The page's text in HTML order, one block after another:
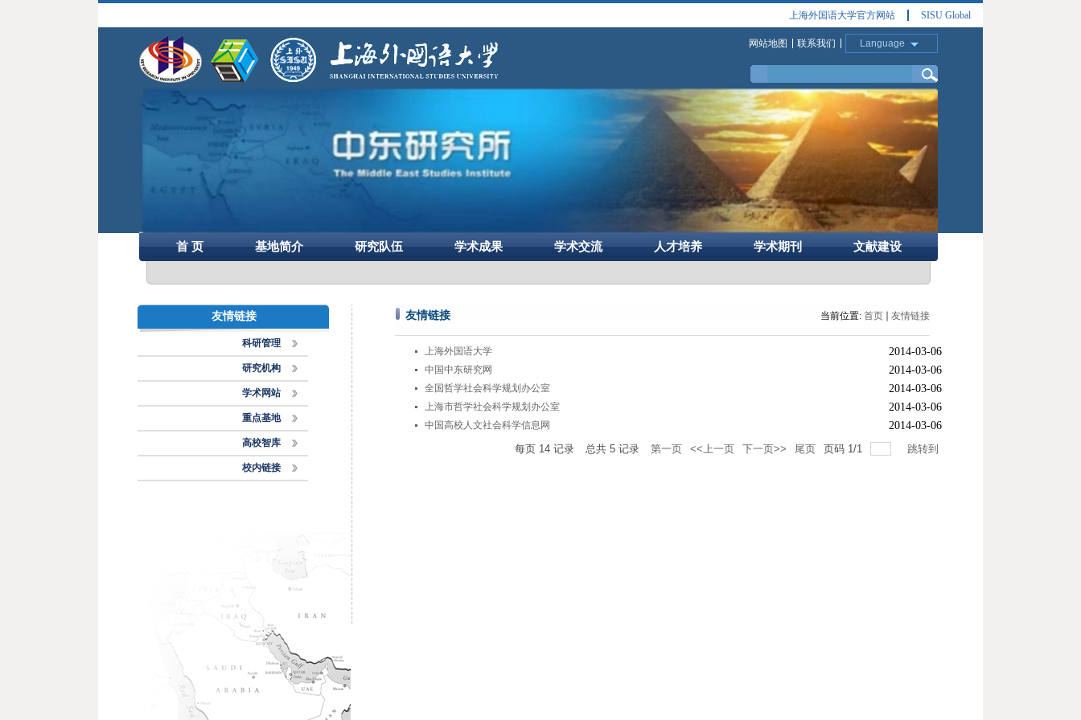
上海外国语大学官方网站 SISU Global
网站地图 联系我们 Language
首 页 基地简介 研究队伍 学术成果 学术交流 人才培养 学术期刊 文献建设
友情链接
科研管理
研究机构
学术网站
重点基地
高校智库
校内链接
友情链接 当前位置: 首页 友情链接
上海外国语大学 2014-03-06
中国中东研究网 2014-03-06
全国哲学社会科学规划办公室 2014-03-06
上海市哲学社会科学规划办公室 2014-03-06
中国高校人文社会科学信息网
2014-03-06
每页 14 记录 总共 5 记录 第一页 <<上一页 下一页>> 尾页 页码 1/1 跳转到